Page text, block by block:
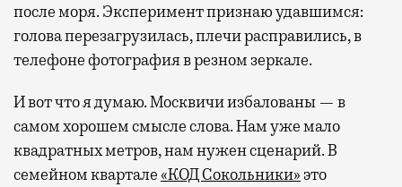
после моря. Эксперимент признаю удавшимся:
голова перезагрузилась, плечи расправились, в
телефоне фотография в резном зеркале.
И вот что я думаю. Москвичи избалованы — в
самом хорошем смысле слова. Нам уже мало
квадратных метров, нам нужен сценарий. В
семейном квартале«КОД Сокольники»это